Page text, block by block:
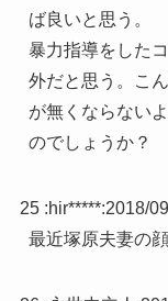
ば良いと思う。
暴力指導をした
外だと思う。こ
が無くならない
のでしょうか？
25 :hir*****:2018/
最近塚原夫妻の